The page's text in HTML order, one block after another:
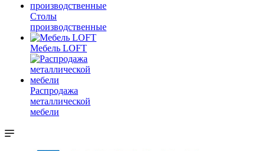
Столы
производственные
Мебель LOFT
Распродажа
металлической
мебели